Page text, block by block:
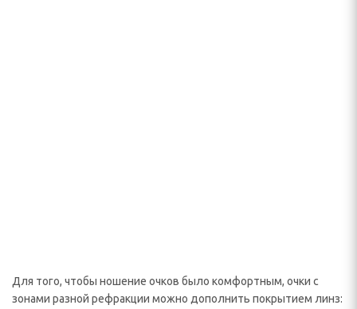
Для того, чтобы ношение очков было комфортным, очки с
зонами разной рефракции можно дополнить покрытием линз: